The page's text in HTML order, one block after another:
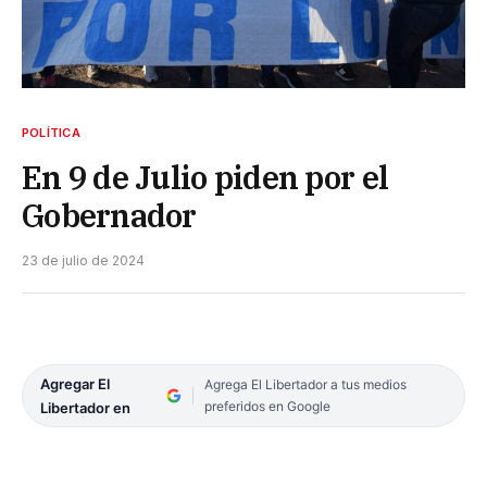
POLÍTICA
En 9 de Julio piden por el
Gobernador
23 de julio de 2024
Agregar El
Libertador en
Agrega El Libertador a tus medios
preferidos en Google